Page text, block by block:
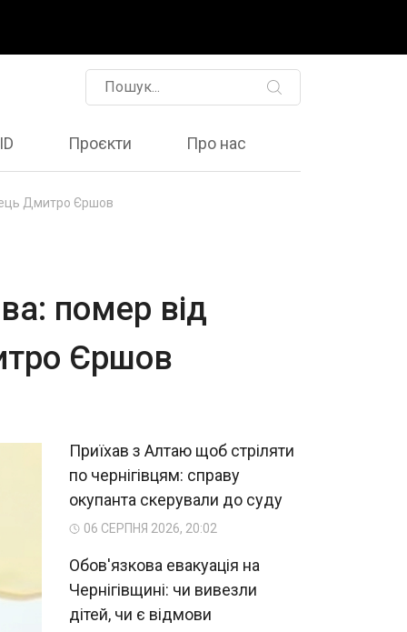
Проєкти Про нас
Дмитро Єршов
помер від
Єршов
Приїхав з Алтаю щоб стріляти
по чернігівцям: справу
окупанта скерували до суду
06 СЕРПНЯ 2026, 20:02
Обов'язкова евакуація на
Чернігівщині: чи вивезли
дітей, чи є відмови